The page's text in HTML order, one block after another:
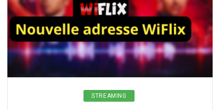
STREAMING